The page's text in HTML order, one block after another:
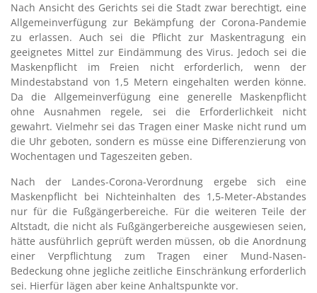
Nach Ansicht des Gerichts sei die Stadt zwar berechtigt, eine
Allgemeinverfügung zur Bekämpfung der Corona-Pandemie
zu erlassen. Auch sei die Pflicht zur Maskentragung ein
geeignetes Mittel zur Eindämmung des Virus. Jedoch sei die
Maskenpflicht im Freien nicht erforderlich, wenn der
Mindestabstand von 1,5 Metern eingehalten werden könne.
Da die Allgemeinverfügung eine generelle Maskenpflicht
ohne Ausnahmen regele, sei die Erforderlichkeit nicht
gewahrt. Vielmehr sei das Tragen einer Maske nicht rund um
die Uhr geboten, sondern es müsse eine Differenzierung von
Wochentagen und Tageszeiten geben.
Nach der Landes-Corona-Verordnung ergebe sich eine
Maskenpflicht bei Nichteinhalten des 1,5-Meter-Abstandes
nur für die Fußgängerbereiche. Für die weiteren Teile der
Altstadt, die nicht als Fußgängerbereiche ausgewiesen seien,
hätte ausführlich geprüft werden müssen, ob die Anordnung
einer Verpflichtung zum Tragen einer Mund-Nasen-
Bedeckung ohne jegliche zeitliche Einschränkung erforderlich
sei. Hierfür lägen aber keine Anhaltspunkte vor.